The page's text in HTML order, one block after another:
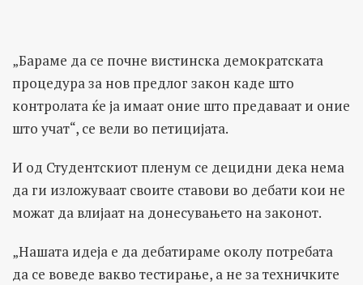
„Бараме да се почне вистинска демократската
процедура за нов предлог закон каде што
контролата ќе ја имаат оние што предаваат и оние
што учат“, се вели во петицијата.
И од Студентскиот пленум се децидни дека нема
да ги изложуваат своите ставови во дебати кои не
можат да влијаат на донесувањето на законот.
„Нашата идеја е да дебатираме околу потребата
да се воведе вакво тестирање, а не за техничките